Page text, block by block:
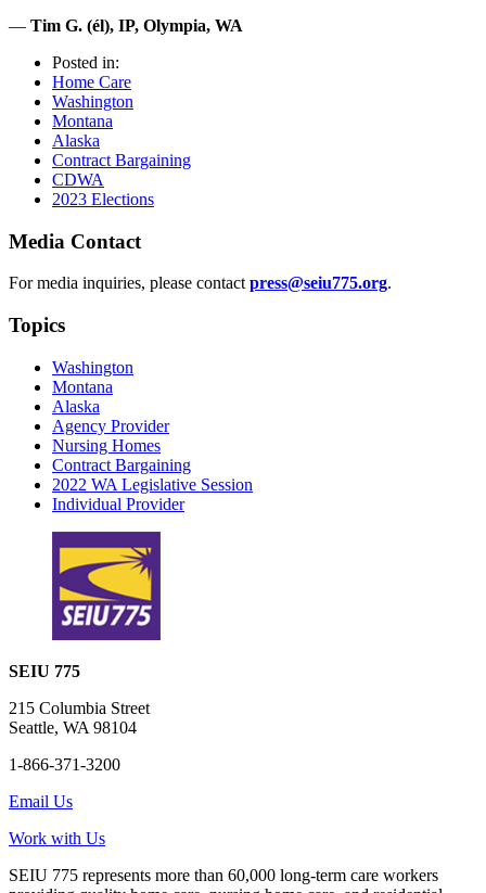
— Tim G. (él), IP, Olympia, WA
Posted in:
Home Care
Washington
Montana
Alaska
Contract Bargaining
CDWA
2023 Elections
Media Contact
For media inquiries, please contactpress@seiu775.org.
Topics
Washington
Montana
Alaska
Agency Provider
Nursing Homes
Contract Bargaining
2022 WA Legislative Session
Individual Provider
SEIU 775
215 Columbia Street
Seattle, WA 98104
1-866-371-3200
Email Us
Work with Us
SEIU 775 represents more than 60,000 long-term care workers